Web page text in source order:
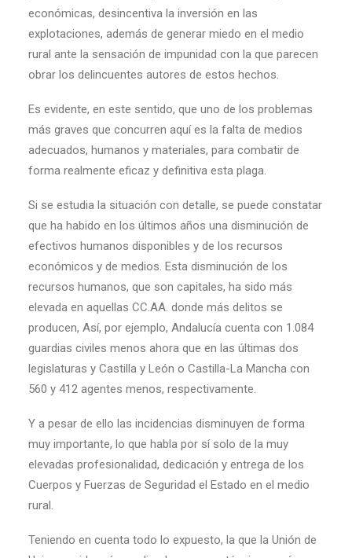
económicas, desincentiva la inversión en las
explotaciones, además de generar miedo en el medio
rural ante la sensación de impunidad con la que parecen
obrar los delincuentes autores de estos hechos.
Es evidente, en este sentido, que uno de los problemas
más graves que concurren aquí es la falta de medios
adecuados, humanos y materiales, para combatir de
forma realmente eficaz y definitiva esta plaga.
Si se estudia la situación con detalle, se puede constatar
que ha habido en los últimos años una disminución de
efectivos humanos disponibles y de los recursos
económicos y de medios. Esta disminución de los
recursos humanos, que son capitales, ha sido más
elevada en aquellas CC.AA. donde más delitos se
producen, Así, por ejemplo, Andalucía cuenta con 1.084
guardias civiles menos ahora que en las últimas dos
legislaturas y Castilla y León o Castilla-La Mancha con
560 y 412 agentes menos, respectivamente.
Y a pesar de ello las incidencias disminuyen de forma
muy importante, lo que habla por sí solo de la muy
elevadas profesionalidad, dedicación y entrega de los
Cuerpos y Fuerzas de Seguridad el Estado en el medio
rural.
Teniendo en cuenta todo lo expuesto, la que la Unión de